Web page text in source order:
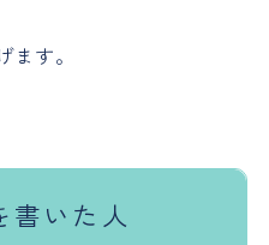
す。
書いた人